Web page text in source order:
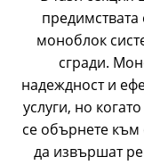
моноблок
сгради.
надеждност и
услуги, но
се обърнете към
да извършат